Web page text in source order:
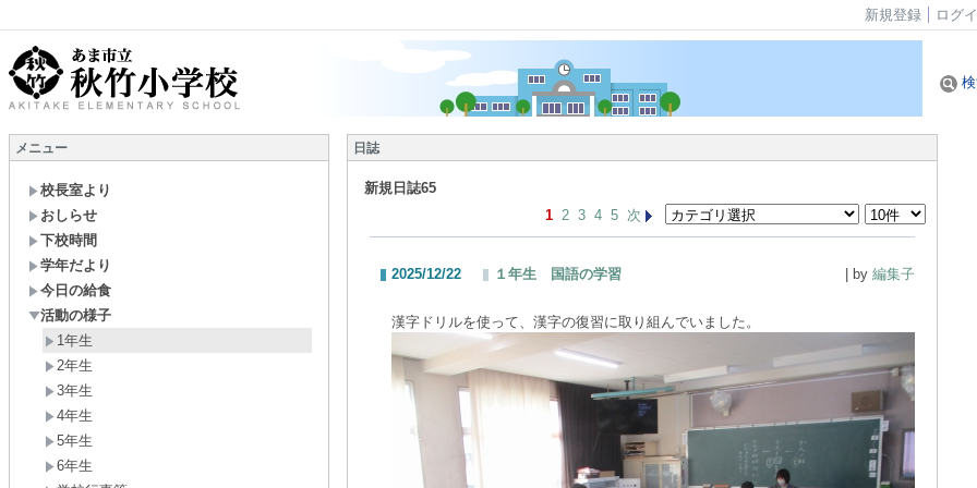
新規登録 ログ
メニュー
校長室より
おしらせ
下校時間
学年だより
今日の給食
活動の様子
1年生
2年生
3年生
4年生
5年生
6年生
日誌
新規日誌65
1 2 3 4 5 次
2025/12/22 １年生 国語の学習 | by 編集子
漢字ドリルを使って、漢字の復習に取り組んでいました。